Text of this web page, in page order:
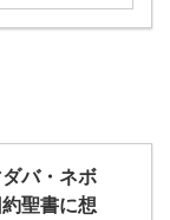
ダバ・ネボ
聖書に想